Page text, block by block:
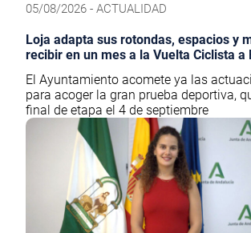
05/08/2026 - ACTUALIDAD
Loja adapta sus rotondas, espacios y
recibir en un mes a la Vuelta Ciclista a
El Ayuntamiento acomete ya las
para acoger la gran prueba deportiva,
final de etapa el 4 de septiembre